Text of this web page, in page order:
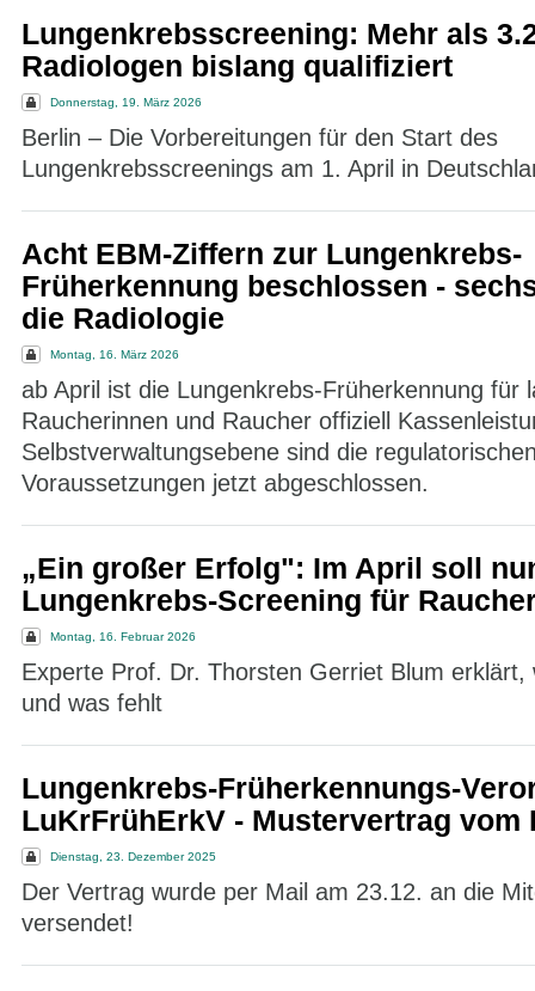
Lungenkrebsscreening: Mehr als
Radiologen bislang qualifiziert
Donnerstag, 19. März 2026
Berlin – Die Vorbereitungen für den Start des
Lungenkrebsscreenings am 1. April in
Acht EBM-Ziffern zur Lungenkrebs-
Früherkennung beschlossen -
die Radiologie
Montag, 16. März 2026
ab April ist die Lungenkrebs-Früherkennung für
Raucherinnen und Raucher offiziell
Selbstverwaltungsebene sind die
Voraussetzungen jetzt abgeschlossen.
„Ein großer Erfolg": Im April soll
Lungenkrebs-Screening für
Montag, 16. Februar 2026
Experte Prof. Dr. Thorsten Gerriet Blum erklärt,
und was fehlt
Lungenkrebs-Früherkennungs-
LuKrFrühErkV - Mustervertrag vom
Dienstag, 23. Dezember 2025
Der Vertrag wurde per Mail am 23.12. an die
versendet!